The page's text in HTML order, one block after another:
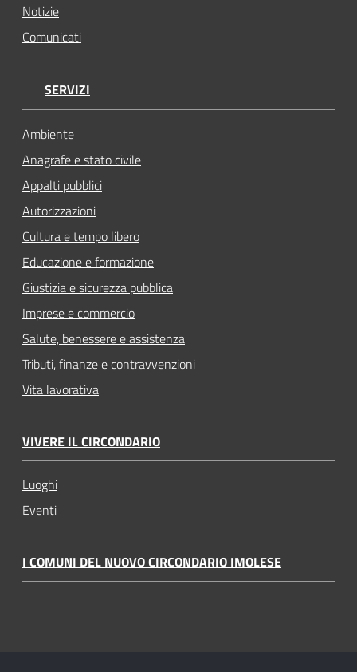
Notizie
Comunicati
SERVIZI
Ambiente
Anagrafe e stato civile
Appalti pubblici
Autorizzazioni
Cultura e tempo libero
Educazione e formazione
Giustizia e sicurezza pubblica
Imprese e commercio
Salute, benessere e assistenza
Tributi, finanze e contravvenzioni
Vita lavorativa
VIVERE IL CIRCONDARIO
Luoghi
Eventi
I COMUNI DEL NUOVO CIRCONDARIO IMOLESE